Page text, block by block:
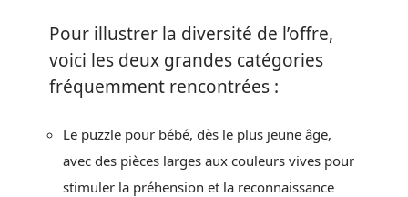
Pour illustrer la diversité de l’offre,
voici les deux grandes catégories
fréquemment rencontrées :
Le puzzle pour bébé, dès le plus jeune âge,
avec des pièces larges aux couleurs vives pour
stimuler la préhension et la reconnaissance